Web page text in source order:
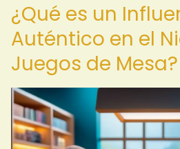
¿Qué es un
Auténtico en el
Juegos de Mesa?